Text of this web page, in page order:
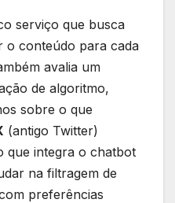
serviço que busca
o conteúdo para cada
avalia um
de algoritmo,
sobre o que
(antigo Twitter)
que integra o chatbot
na filtragem de
preferências